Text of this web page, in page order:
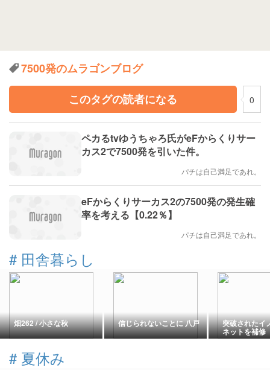
7500発のムラゴンブログ
このタグの読者になる
0
ペカるtvゆうちゃろ氏がeFからくりサー
カス2で7500発を引いた件。
パチは自己満足であれ。
eFからくりサーカス2の7500発の発生確
率を考える【0.22％】
パチは自己満足であれ。
# 田舎暮らし
畑262 / 小さな秋 信じられないことに 八戸 突破されたイ
ネットを補
急処置
# 夏休み